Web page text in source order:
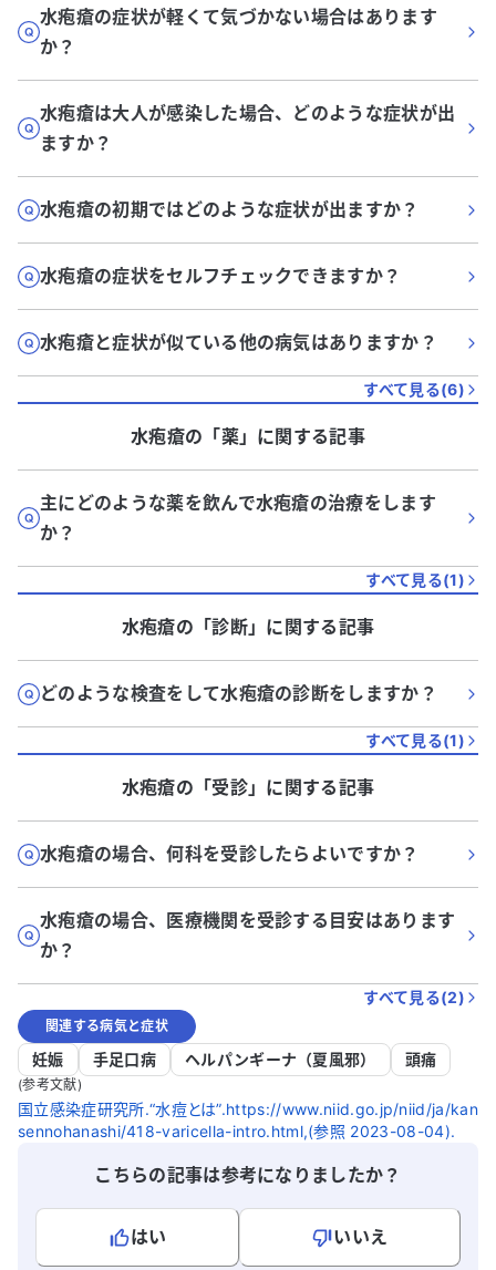
水疱瘡の症状が軽くて気づかない場合はあります
か？
水疱瘡は大人が感染した場合、どのような症状が出
ますか？
水疱瘡の初期ではどのような症状が出ますか？
水疱瘡の症状をセルフチェックできますか？
水疱瘡と症状が似ている他の病気はありますか？
すべて見る(6)
水疱瘡の「薬」に関する記事
主にどのような薬を飲んで水疱瘡の治療をします
か？
すべて見る(1)
水疱瘡の「診断」に関する記事
どのような検査をして水疱瘡の診断をしますか？
すべて見る(1)
水疱瘡の「受診」に関する記事
水疱瘡の場合、何科を受診したらよいですか？
水疱瘡の場合、医療機関を受診する目安はあります
か？
すべて見る(2)
関連する病気と症状
妊娠 手足口病 ヘルパンギーナ（夏風邪） 頭痛
(参考文献)
国立感染症研究所.“水痘とは”.https://www.niid.go.jp/niid/ja/kan
sennohanashi/418-varicella-intro.html,(参照 2023-08-04).
こちらの記事は参考になりましたか？
はい いいえ